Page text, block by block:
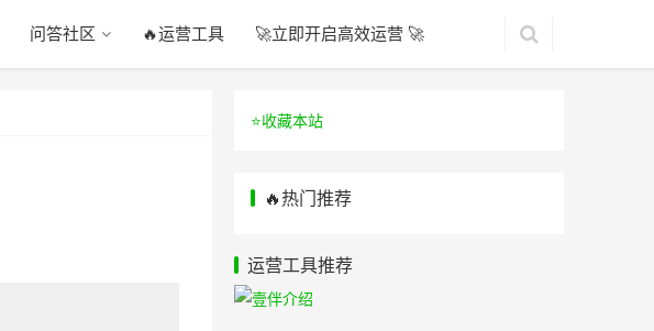
问答社区 🔥运营工具 🚀立即开启高效运营 🚀
⭐️收藏本站
🔥热门推荐
运营工具推荐